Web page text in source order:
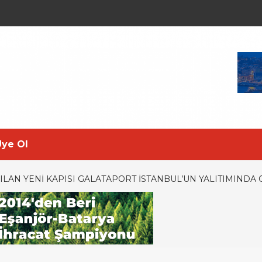
Ol
YENI KAPISI GALATAPORT İSTANBUL’UN YALITIMINDA